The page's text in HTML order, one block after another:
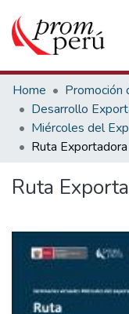
Communities &
All of DSpace
Statistics
Estadísticas Externas
Home
Desarrollo
Miércoles del
Ruta